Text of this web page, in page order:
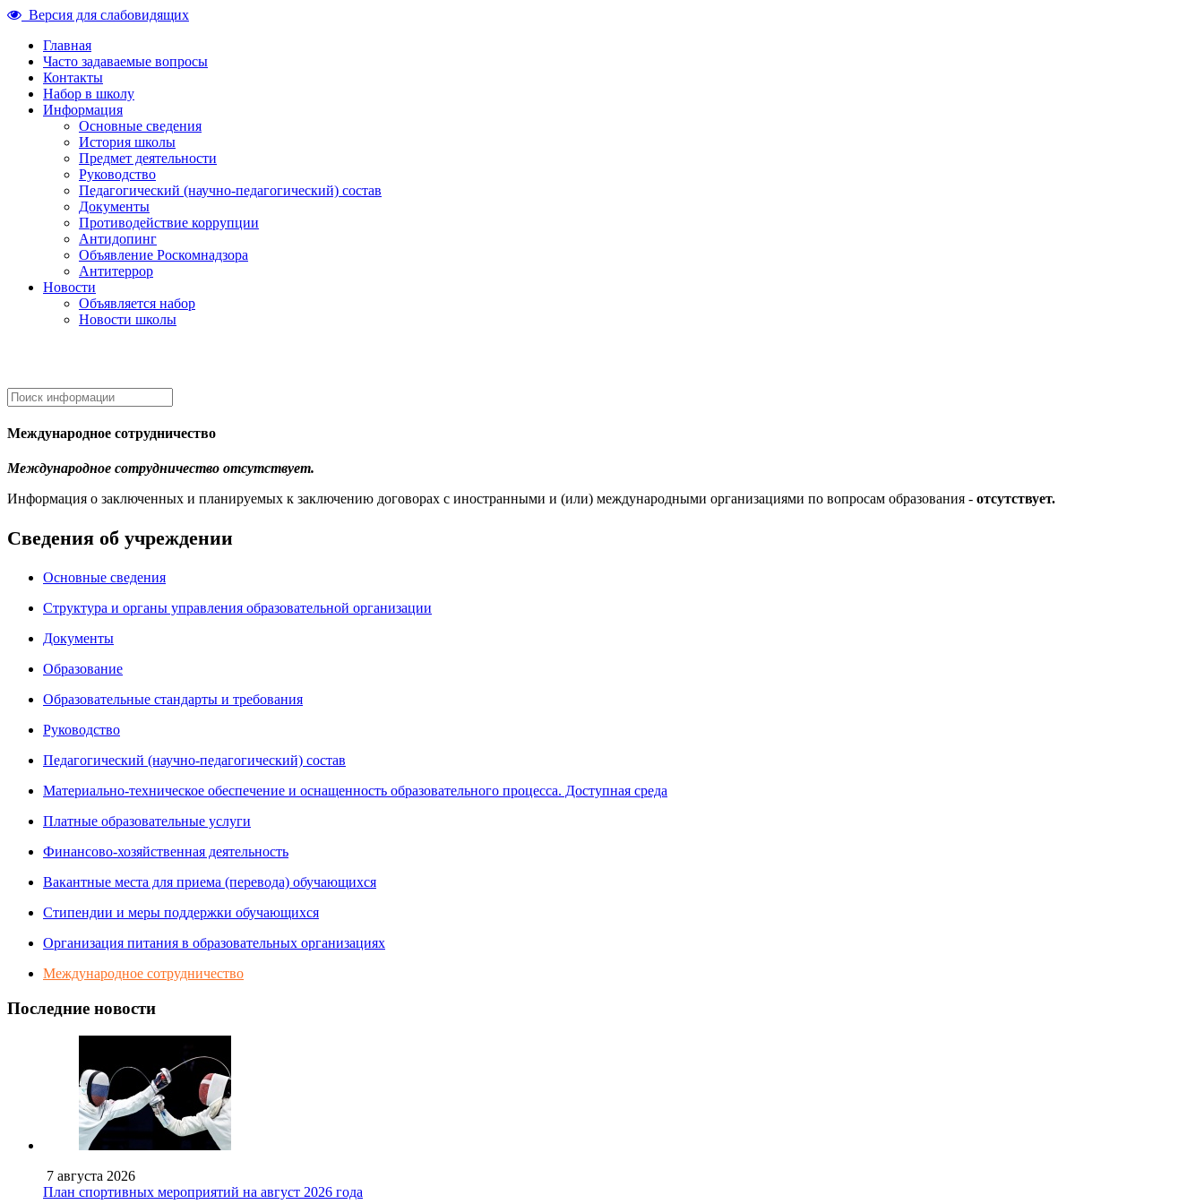
Версия для слабовидящих
Главная
Часто задаваемые вопросы
Контакты
Набор в школу
Информация
Основные сведения
История школы
Предмет деятельности
Руководство
Педагогический (научно-педагогический) состав
Документы
Противодействие коррупции
Антидопинг
Объявление Роскомнадзора
Антитеррор
Новости
Объявляется набор
Новости школы
Международное сотрудничество
Международное сотрудничество отсутствует.
Информация о заключенных и планируемых к заключению договорах с иностранными и (или) международными организациями по вопросам образования - отсутствует.
Сведения об учреждении
Основные сведения
Структура и органы управления образовательной организации
Документы
Образование
Образовательные стандарты и требования
Руководство
Педагогический (научно-педагогический) состав
Материально-техническое обеспечение и оснащенность образовательного процесса. Доступная среда
Платные образовательные услуги
Финансово-хозяйственная деятельность
Вакантные места для приема (перевода) обучающихся
Стипендии и меры поддержки обучающихся
Организация питания в образовательных организациях
Международное сотрудничество
Последние новости
7 августа 2026
План спортивных мероприятий на август 2026 года